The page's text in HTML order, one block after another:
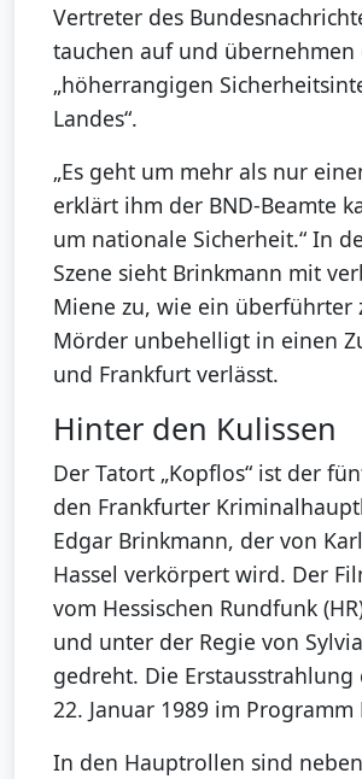
Vertreter des
tauchen auf und übernehmen
„höherrangigen
Landes“.
„Es geht um mehr als nur
erklärt ihm der BND-Beamte
um nationale Sicherheit.“ In
Szene sieht Brinkmann mit
Miene zu, wie ein überführter
Mörder unbehelligt in einen
und Frankfurt verlässt.
Hinter den Kulissen
Der Tatort „Kopflos“ ist der
den Frankfurter
Edgar Brinkmann, der von
Hassel verkörpert wird. Der
vom Hessischen Rundfunk
und unter der Regie von
gedreht. Die
22. Januar 1989 im Programm
In den Hauptrollen sind